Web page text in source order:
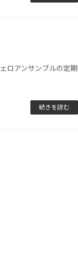
ロアンサンブルの定期
続きを読む